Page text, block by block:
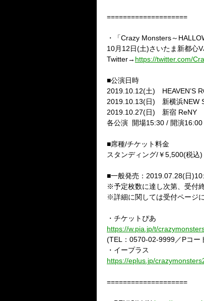
====================
・「Crazy Monsters～
10月12日(土)さいたま新都心
Twitter→ https://twitter.com/
■公演日時
2019.10.12(土) HEAVEN’S
2019.10.13(日) 新横浜NEW
2019.10.27(日) 新宿 ReNY
各公演 開場15:30 / 開演
■席種/チケット料金
スタンディング/￥5,500(税込)
■一般発売：2019.07.28(日
※予定枚数に達し次第、受付
※詳細に関しては受付ページ
・チケットぴあ
https://w.pia.jp/t/
(TEL：0570-02-9999／Pコー
・イープラス
https://eplus.jp/
====================